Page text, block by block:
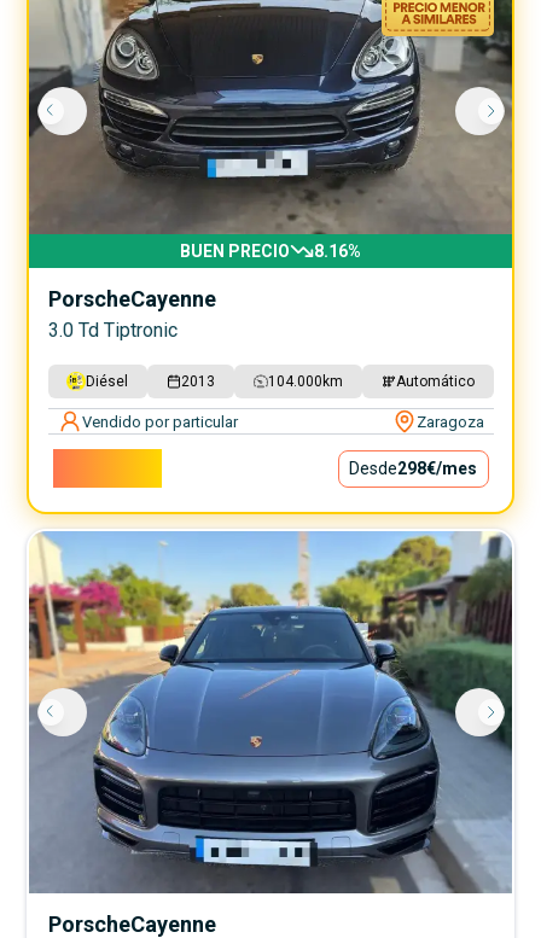
BUEN PRECIO 8.16%
PorscheCayenne
3.0 Td Tiptronic
Diésel 2013 104.000 km Automático
Vendido por particular Zaragoza
Desde298€/mes
PorscheCayenne